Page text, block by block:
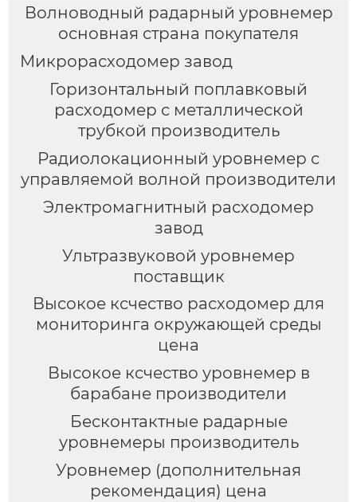
Волноводный радарный уровнемер
основная страна покупателя
Микрорасходомер завод
Горизонтальный поплавковый
расходомер с металлической
трубкой производитель
Радиолокационный уровнемер с
управляемой волной производители
Электромагнитный расходомер
завод
Ультразвуковой уровнемер
поставщик
Высокое ксчество расходомер для
мониторинга окружающей среды
цена
Высокое ксчество уровнемер в
барабане производители
Бесконтактные радарные
уровнемеры производитель
Уровнемер (дополнительная
рекомендация) цена